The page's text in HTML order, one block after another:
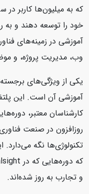
که به میلیون‌ها کاربر
خود را توسعه دهند و به
آموزشی در زمینه‌های
وب، مدیریت پروژه، و
آموزشی آن است. این
کارشناسان معتبر،
روزافزون در صنعت
تکنولوژی‌ها نگه می‌دارد.
و تجارب به روز شده‌اند.